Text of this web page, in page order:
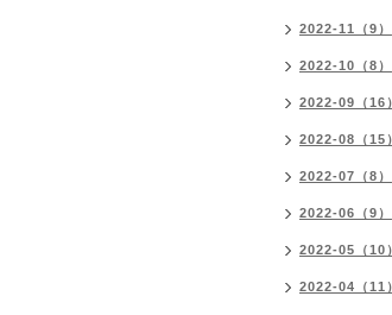
2022-11（9）
2022-10（8）
2022-09（16）
2022-08（15）
2022-07（8）
2022-06（9）
2022-05（10）
2022-04（11）